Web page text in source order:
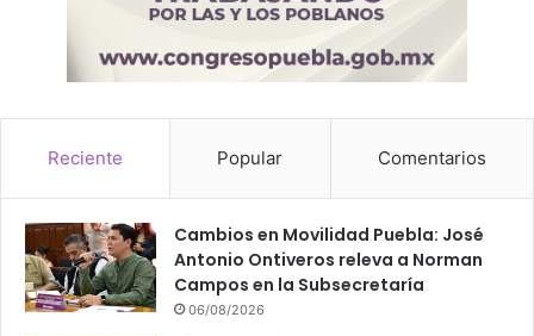
Reciente Popular Comentarios
Cambios en Movilidad Puebla: José
Antonio Ontiveros releva a Norman
Campos en la Subsecretaría
06/08/2026